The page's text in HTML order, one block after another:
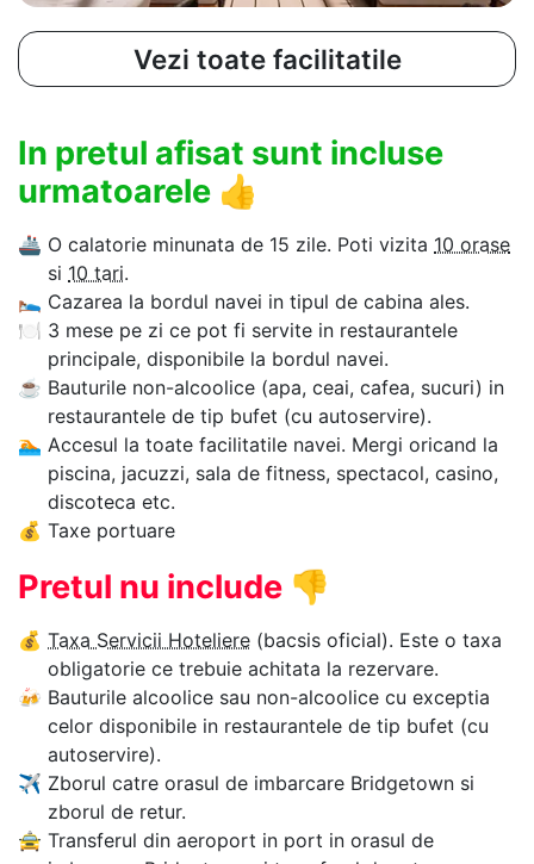
Vezi toate facilitatile
In pretul afisat sunt incluse
urmatoarele 👍
🚢 O calatorie minunata de 15 zile. Poti vizita 10 orase
si 10 tari.
🛌 Cazarea la bordul navei in tipul de cabina ales.
🍽 3 mese pe zi ce pot fi servite in restaurantele
principale, disponibile la bordul navei.
☕ Bauturile non-alcoolice (apa, ceai, cafea, sucuri) in
restaurantele de tip bufet (cu autoservire).
🏊‍ Accesul la toate facilitatile navei. Mergi oricand la
piscina, jacuzzi, sala de fitness, spectacol, casino,
discoteca etc.
💰 Taxe portuare
Pretul nu include 👎
💰 Taxa Servicii Hoteliere (bacsis oficial). Este o taxa
obligatorie ce trebuie achitata la rezervare.
🍻 Bauturile alcoolice sau non-alcoolice cu exceptia
celor disponibile in restaurantele de tip bufet (cu
autoservire).
✈ Zborul catre orasul de imbarcare Bridgetown si
zborul de retur.
🚖 Transferul din aeroport in port in orasul de